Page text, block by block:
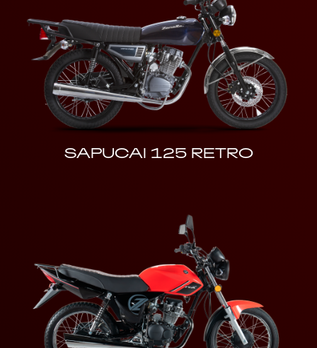
SAPUCAI 125 RETRO